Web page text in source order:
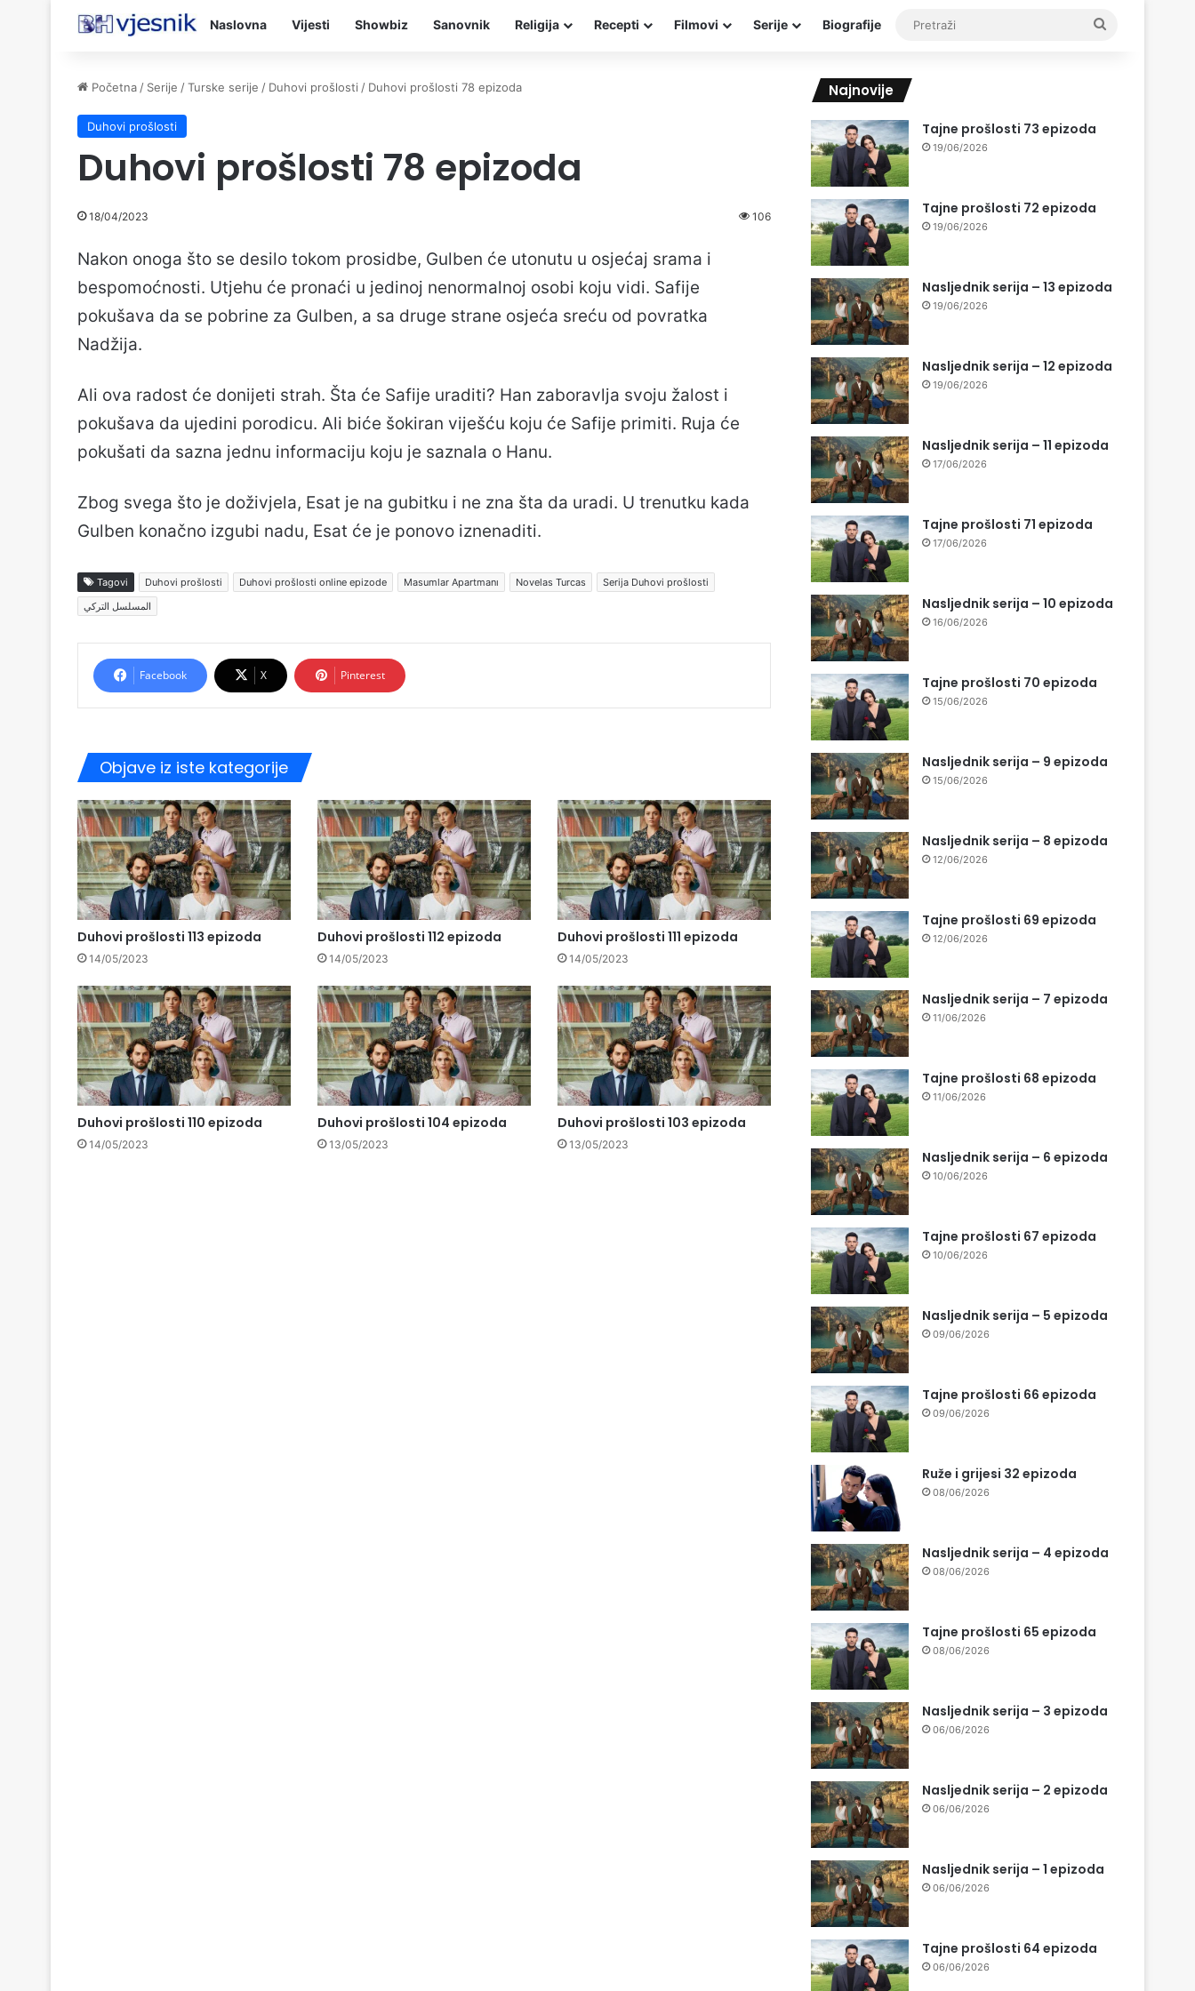
Naslovna Vijesti Showbiz Sanovnik Religija Recepti Filmovi Serije Biografije
Početna / Serije /Turske serije / Duhovi prošlosti / Duhovi prošlosti 78 epizoda
Duhovi prošlosti
Duhovi prošlosti 78 epizoda
18/04/2023 106
Nakon onoga što se desilo tokom prosidbe, Gulben će utonutu u osjećaj srama i
bespomoćnosti. Utjehu će pronaći u jedinoj nenormalnoj osobi koju vidi. Safije
pokušava da se pobrine za Gulben, a sa druge strane osjeća sreću od povratka
Nadžija.
Ali ova radost će donijeti strah. Šta će Safije uraditi? Han zaboravlja svoju žalost i
pokušava da ujedini porodicu. Ali biće šokiran viješću koju će Safije primiti. Ruja će
pokušati da sazna jednu informaciju koju je saznala o Hanu.
Zbog svega što je doživjela, Esat je na gubitku i ne zna šta da uradi. U trenutku kada
Gulben konačno izgubi nadu, Esat će je ponovo iznenaditi.
Tagovi Duhovi prošlosti Duhovi prošlosti online epizode Masumlar Apartmanı Novelas Turcas
Serija Duhovi prošlosti
المسلسل التركي
Facebook X Pinterest
Objave iz iste kategorije
Duhovi prošlosti 113 epizoda
14/05/2023
Duhovi prošlosti 112 epizoda
14/05/2023
Duhovi prošlosti 111 epizoda
14/05/2023
Duhovi prošlosti 110 epizoda
14/05/2023
Duhovi prošlosti 104 epizoda
13/05/2023
Duhovi prošlosti 103 epizoda
13/05/2023
Najnovije
Tajne prošlosti 73 epizoda
19/06/2026
Tajne prošlosti 72 epizoda
19/06/2026
Nasljednik serija – 13 epizoda
19/06/2026
Nasljednik serija – 12 epizoda
19/06/2026
Nasljednik serija – 11 epizoda
17/06/2026
Tajne prošlosti 71 epizoda
17/06/2026
Nasljednik serija – 10 epizoda
16/06/2026
Tajne prošlosti 70 epizoda
15/06/2026
Nasljednik serija – 9 epizoda
15/06/2026
Nasljednik serija – 8 epizoda
12/06/2026
Tajne prošlosti 69 epizoda
12/06/2026
Nasljednik serija – 7 epizoda
11/06/2026
Tajne prošlosti 68 epizoda
11/06/2026
Nasljednik serija – 6 epizoda
10/06/2026
Tajne prošlosti 67 epizoda
10/06/2026
Nasljednik serija – 5 epizoda
09/06/2026
Tajne prošlosti 66 epizoda
09/06/2026
Ruže i grijesi 32 epizoda
08/06/2026
Nasljednik serija – 4 epizoda
08/06/2026
Tajne prošlosti 65 epizoda
08/06/2026
Nasljednik serija – 3 epizoda
06/06/2026
Nasljednik serija – 2 epizoda
06/06/2026
Nasljednik serija – 1 epizoda
06/06/2026
Tajne prošlosti 64 epizoda
06/06/2026